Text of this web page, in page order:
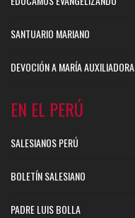
SANTUARIO MARIANO
DEVOCIÓN A MARÍA AUXILIADORA
EN EL PERÚ
SALESIANOS PERÚ
BOLETÍN SALESIANO
PADRE LUIS BOLLA